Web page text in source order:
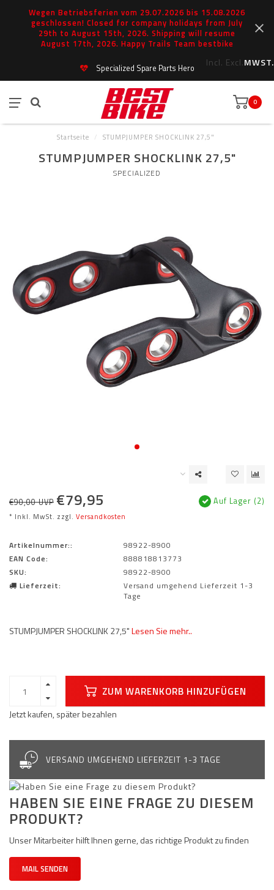
Wegen Betriebsferien vom 29.07.2026 bis 15.08.2026
geschlossen! Closed for company holidays from July
29th to August 15th, 2026. Shipping will resume
August 17th, 2026. Happy Trails Team bestbike
Incl. Excl.MWST.
Specialized Spare Parts Hero
0
Startseite / STUMPJUMPER SHOCKLINK 27,5"
STUMPJUMPER SHOCKLINK 27,5"
SPECIALIZED
€90,00 UVP €79,95
* Inkl. MwSt. zzgl. Versandkosten
Auf Lager (2)
Artikelnummer::
98922-8900
EAN Code:
888818813773
SKU:
98922-8900
Lieferzeit:
Versand umgehend Lieferzeit 1-3
Tage
STUMPJUMPER SHOCKLINK 27,5"Lesen Sie mehr..
ZUM WARENKORB HINZUFÜGEN
Jetzt kaufen, später bezahlen
VERSAND UMGEHEND LIEFERZEIT 1-3 TAGE
HABEN SIE EINE FRAGE ZU DIESEM
PRODUKT?
Unser Mitarbeiter hilft Ihnen gerne, das richtige Produkt zu finden
MAIL SENDEN